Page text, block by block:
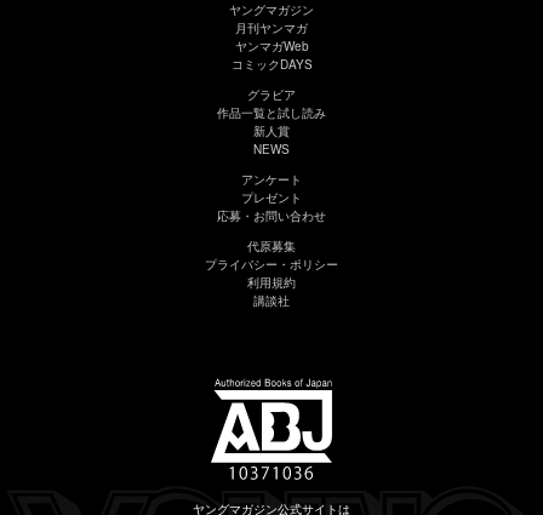
ヤングマガジン
月刊ヤンマガ
ヤンマガWeb
コミックDAYS
グラビア
作品一覧と試し読み
新人賞
NEWS
アンケート
プレゼント
応募・お問い合わせ
代原募集
プライバシー・ポリシー
利用規約
講談社
ヤングマガジン公式サイトは